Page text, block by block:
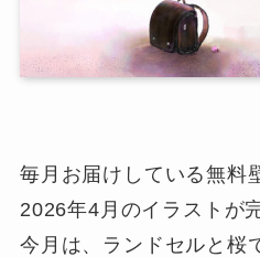
毎月お届けしている無料
2026年4月のイラストが
今月は、ランドセルと桜